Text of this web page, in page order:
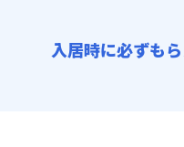
入居時に必ずも